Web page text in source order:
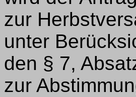
zur
unter
den § 7,
zur